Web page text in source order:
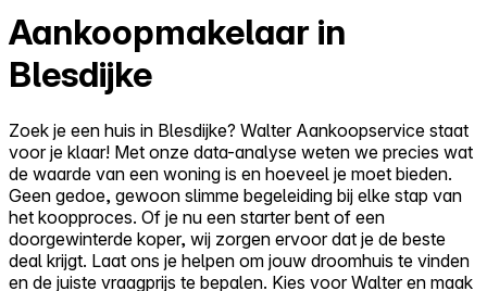
Aankoopmakelaar in
Blesdijke
Zoek je een huis in Blesdijke? Walter Aankoopservice staat
voor je klaar! Met onze data-analyse weten we precies wat
de waarde van een woning is en hoeveel je moet bieden.
Geen gedoe, gewoon slimme begeleiding bij elke stap van
het koopproces. Of je nu een starter bent of een
doorgewinterde koper, wij zorgen ervoor dat je de beste
deal krijgt. Laat ons je helpen om jouw droomhuis te vinden
en de juiste vraagprijs te bepalen. Kies voor Walter en maak